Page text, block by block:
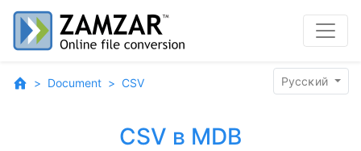
Document CSV Pyccĸий
CSV в MDB